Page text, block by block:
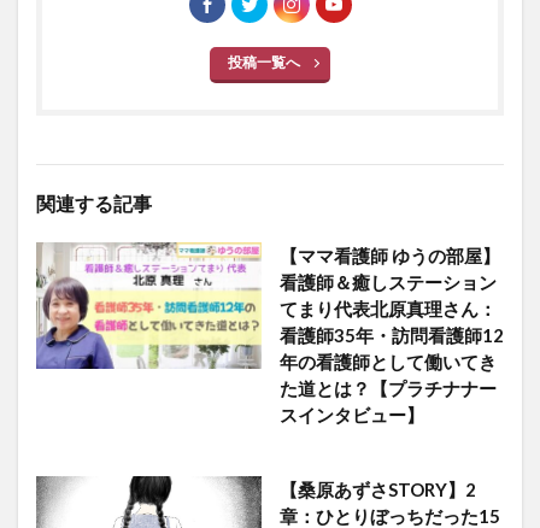
投稿一覧へ
関連する記事
【ママ看護師 ゆうの部屋】
看護師＆癒しステーション
てまり代表北原真理さん：
看護師35年・訪問看護師12
年の看護師として働いてき
た道とは？【プラチナナー
スインタビュー】
【桑原あずさSTORY】2
章：ひとりぼっちだった15